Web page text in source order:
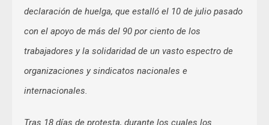
declaración de huelga, que estalló el 10 de julio pasado
con el apoyo de más del 90 por ciento de los
trabajadores y la solidaridad de un vasto espectro de
organizaciones y sindicatos nacionales e
internacionales.
Tras 18 días de protesta, durante los cuales los